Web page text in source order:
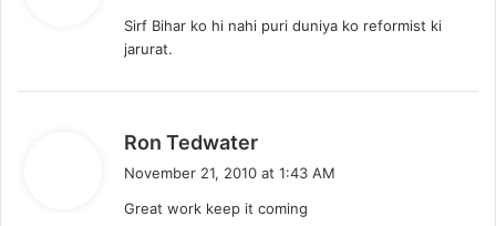
s
Sirf Bihar ko hi nahi puri duniya ko reformist ki
jarurat.
Ron Tedwater
s
November 21, 2010 at 1:43 AM
Great work keep it coming